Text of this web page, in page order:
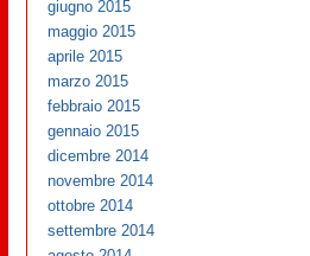
giugno 2015
maggio 2015
aprile 2015
marzo 2015
febbraio 2015
gennaio 2015
dicembre 2014
novembre 2014
ottobre 2014
settembre 2014